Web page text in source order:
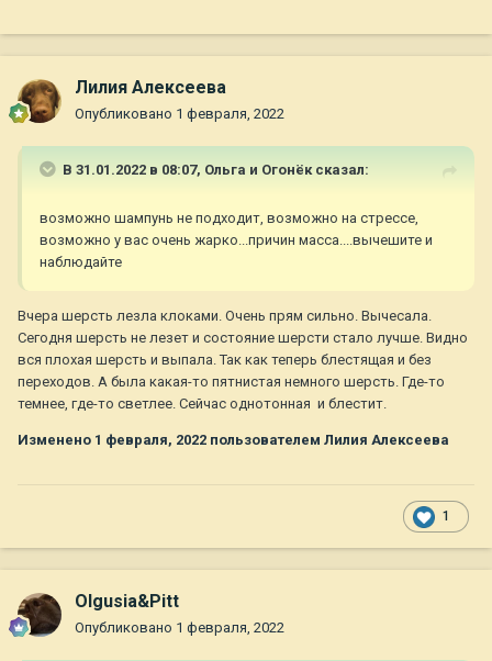
Лилия Алексеева
Опубликовано 1 февраля, 2022
В 31.01.2022 в 08:07, Ольга и Огонёксказал:
возможно шампунь не подходит, возможно на стрессе,
возможно у вас очень жарко...причин масса....вычешите и
наблюдайте
Вчера шерсть лезла клоками. Очень прям сильно. Вычесала.
Сегодня шерсть не лезет и состояние шерсти стало лучше. Видно
вся плохая шерсть и выпала. Так как теперь блестящая и без
переходов. А была какая-то пятнистая немного шерсть. Где-то
темнее, где-то светлее. Сейчас однотонная и блестит.
Изменено 1 февраля, 2022 пользователем Лилия Алексеева
1
Olgusia&Pitt
Опубликовано 1 февраля, 2022